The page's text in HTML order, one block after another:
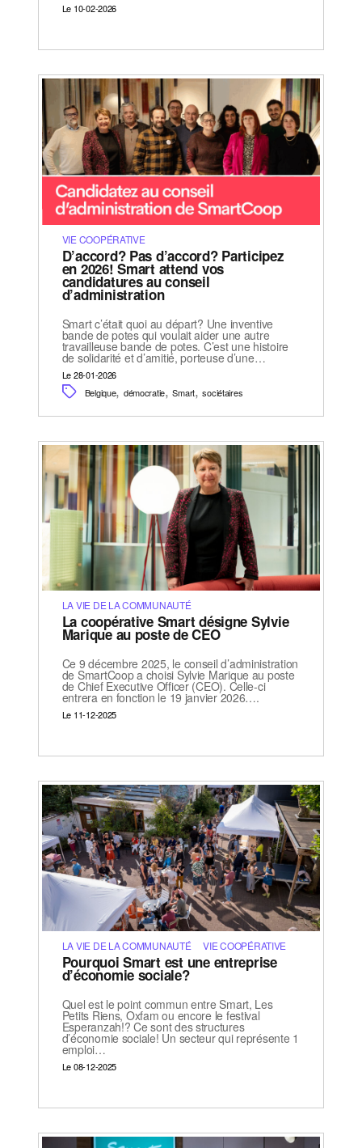
Le 10-02-2026
VIE COOPÉRATIVE
D’accord? Pas d’accord? Participez
en 2026! Smart attend vos
candidatures au conseil
d’administration
Smart c’était quoi au départ? Une inventive
bande de potes qui voulait aider une autre
travailleuse bande de potes. C’est une histoire
de solidarité et d’amitié, porteuse d’une…
Le 28-01-2026
Belgique, démocratie,Smart,sociétaires
LA VIE DE LA COMMUNAUTÉ
La coopérative Smart désigne Sylvie
Marique au poste de CEO
Ce 9 décembre 2025, le conseil d’administration
de SmartCoop a choisi Sylvie Marique au poste
de Chief Executive Officer (CEO). Celle-ci
entrera en fonction le 19 janvier 2026….
Le 11-12-2025
LA VIE DE LA COMMUNAUTÉ VIE COOPÉRATIVE
Pourquoi Smart est une entreprise
d’économie sociale?
Quel est le point commun entre Smart, Les
Petits Riens, Oxfam ou encore le festival
Esperanzah!? Ce sont des structures
d’économie sociale! Un secteur qui représente 1
emploi…
Le 08-12-2025